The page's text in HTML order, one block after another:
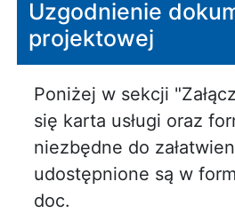
Uzgodnienie
projektowej
Poniżej w sekcji
się karta usługi oraz
niezbędne do
udostępnione są w
doc.